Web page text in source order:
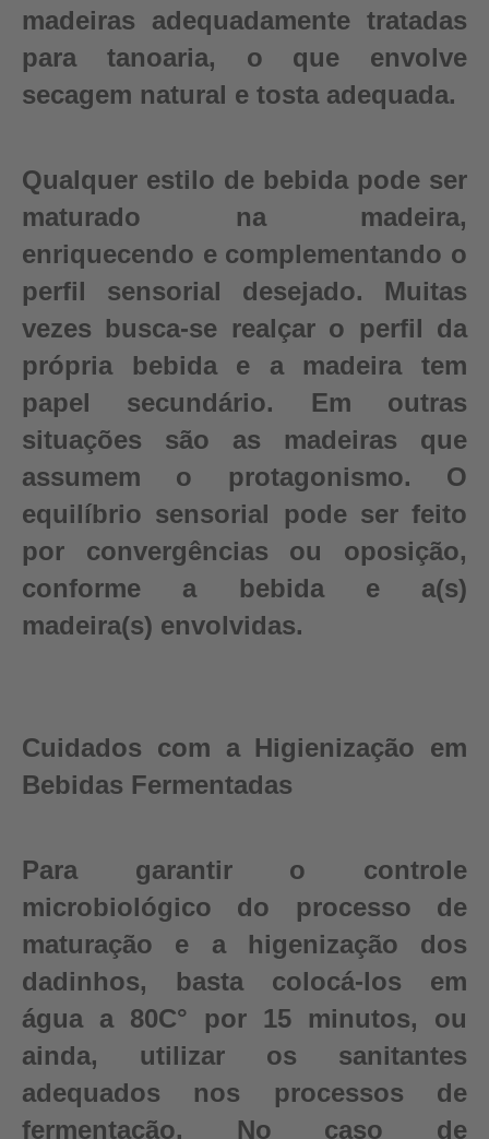
madeiras adequadamente tratadas
para tanoaria, o que envolve
secagem natural e tosta adequada.
Qualquer estilo de bebida pode ser
maturado na madeira,
enriquecendo e complementando o
perfil sensorial desejado. Muitas
vezes busca-se realçar o perfil da
própria bebida e a madeira tem
papel secundário. Em outras
situações são as madeiras que
assumem o protagonismo. O
equilíbrio sensorial pode ser feito
por convergências ou oposição,
conforme a bebida e a(s)
madeira(s) envolvidas.
Cuidados com a Higienização em
Bebidas Fermentadas
Para garantir o controle
microbiológico do processo de
maturação e a higenização dos
dadinhos, basta colocá-los em
água a 80C° por 15 minutos, ou
ainda, utilizar os sanitantes
adequados nos processos de
fermentação. No caso de